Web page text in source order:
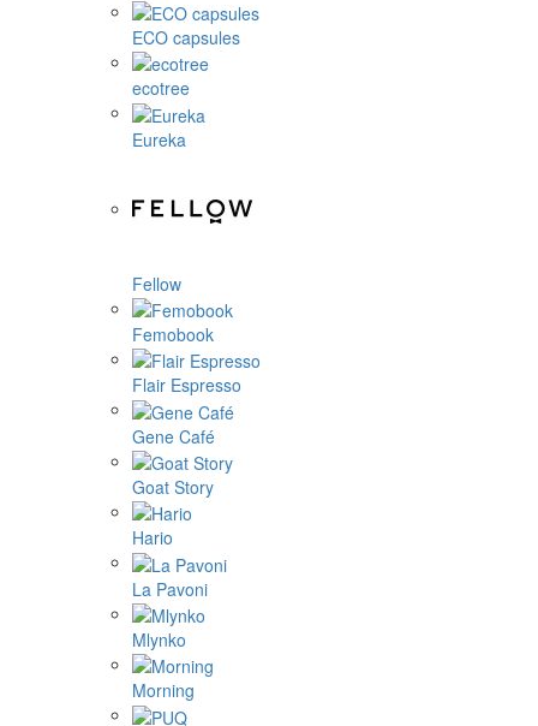
ECO capsules
ecotree
Eureka
Fellow
Femobook
Flair Espresso
Gene Café
Goat Story
Hario
La Pavoni
Mlynko
Morning